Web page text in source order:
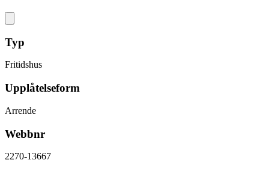
Typ
Fritidshus
Upplåtelseform
Arrende
Webbnr
2270-13667